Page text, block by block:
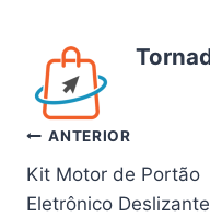
Navegação
de
ANTERIOR
Kit Motor de Portão
Eletrônico Deslizante